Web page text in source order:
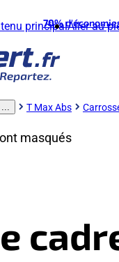
principalAller au
70%
... T Max Abs
masqués